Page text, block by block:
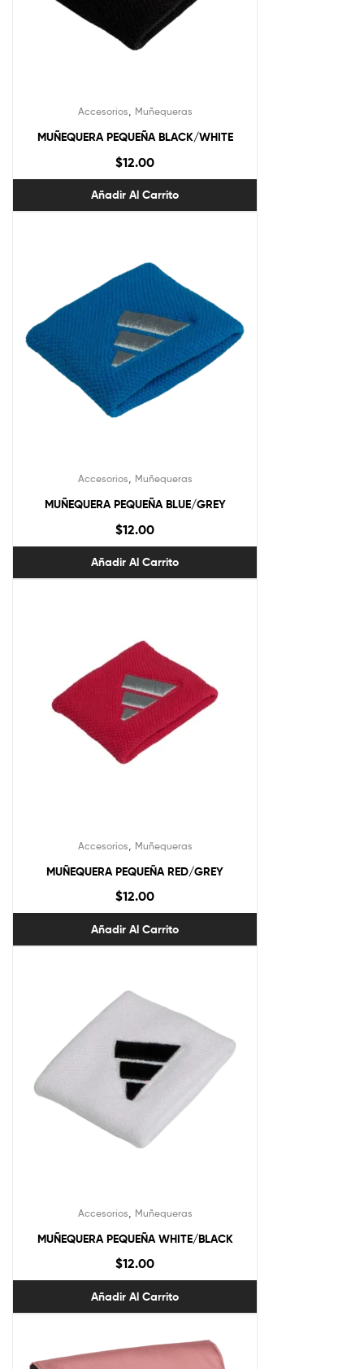
Accesorios Muñequeras
MUÑEQUERA PEQUEÑA BLACK/WHITE
$12.00
Añadir Al Carrito
Accesorios Muñequeras
MUÑEQUERA PEQUEÑA BLUE/GREY
$12.00
Añadir Al Carrito
Accesorios Muñequeras
MUÑEQUERA PEQUEÑA RED/GREY
$12.00
Añadir Al Carrito
Accesorios Muñequeras
MUÑEQUERA PEQUEÑA WHITE/BLACK
$12.00
Añadir Al Carrito